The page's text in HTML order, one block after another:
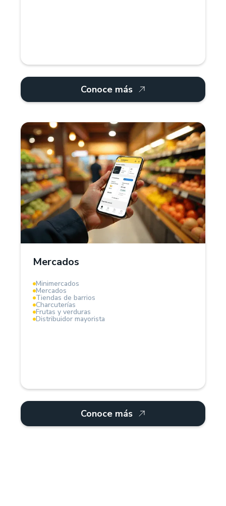
Conoce más
Mercados
Minimercados
Mercados
Tiendas de barrios
Charcuterías
Frutas y verduras
Distribuidor mayorista
¿Por qué Treinta?
Para mercados, Treinta ofrece un sistema POS y
software de gestión que facilita el control de
inventarios, proveedores y ventas. Administra
productos por kilos, litros o unidades, registra
deudas de clientes y genera facturas digitales.
La herramienta ideal para modernizar tu mercado.
Conoce más